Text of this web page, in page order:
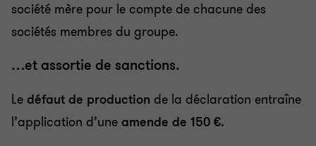
société mère pour le compte de chacune des
sociétés membres du groupe.
…et assortie de sanctions.
Le défaut de production de la déclaration entraîne
l’application d’une amende de 150 €.